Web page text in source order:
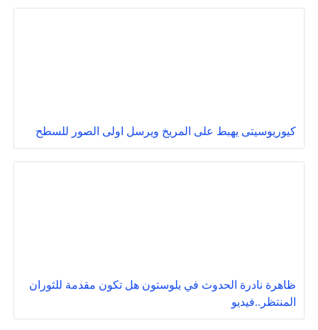
كيوريوسيتى يهبط على المريخ ويرسل اولى الصور للسطح
ظاهرة نادرة الحدوث في يلوستون هل تكون مقدمة للثوران
المنتظر..فيديو